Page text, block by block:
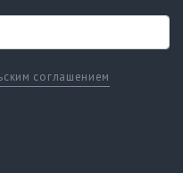
соглашением